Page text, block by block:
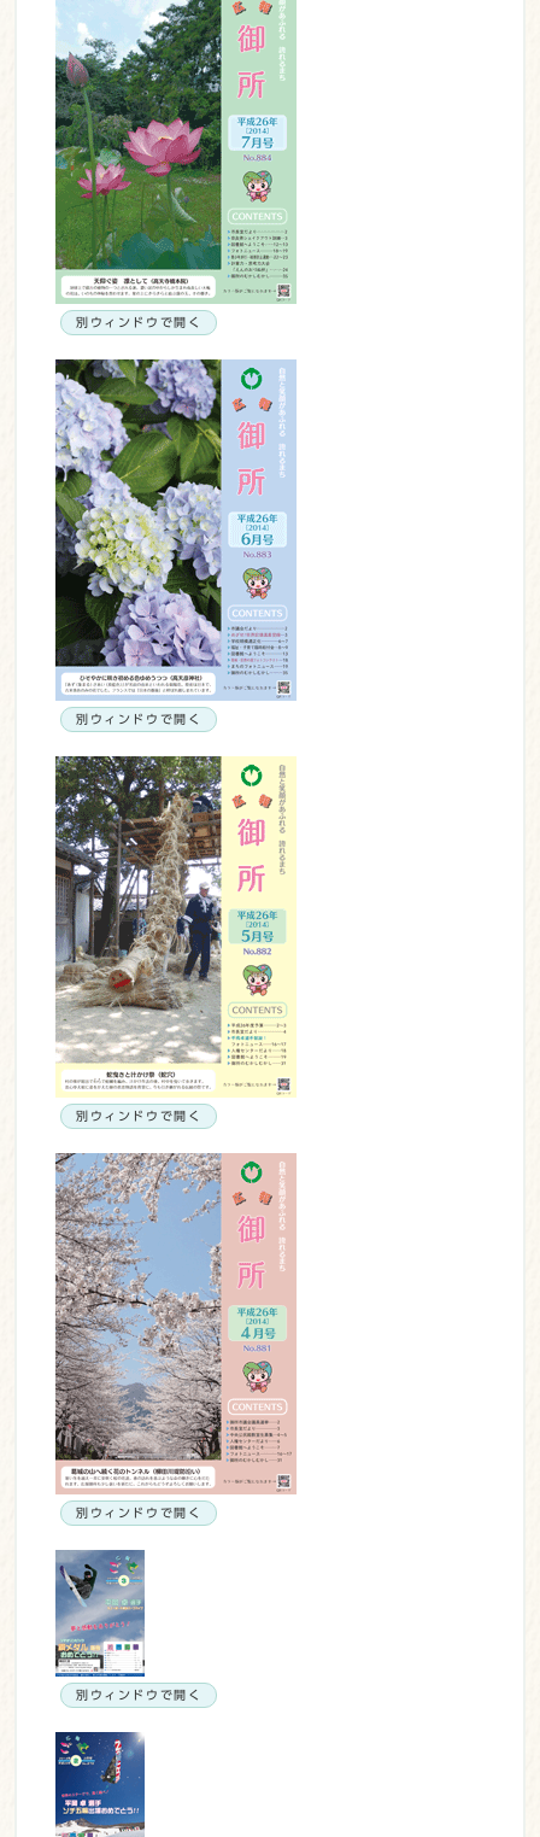
別ウィンドウで開く
別ウィンドウで開く
別ウィンドウで開く
別ウィンドウで開く
別ウィンドウで開く